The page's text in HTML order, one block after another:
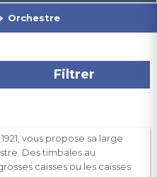
Orchestre
Filtrer
vous propose sa large
Des timbales au
caisses ou les caisses